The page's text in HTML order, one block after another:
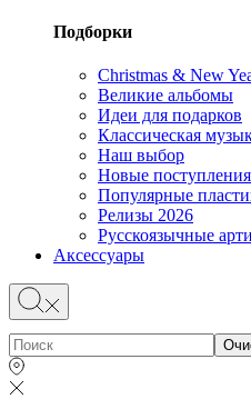
Подборки
Christmas & New
Великие альбомы
Идеи для подарков
Классическая
Наш выбор
Новые поступления
Популярные
Релизы 2026
Русскоязычные
Аксессуары